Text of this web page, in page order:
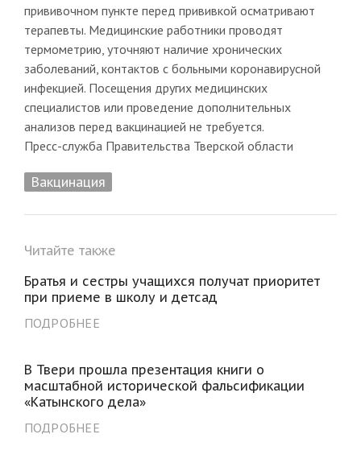
прививочном пункте перед прививкой осматривают
терапевты. Медицинские работники проводят
термометрию, уточняют наличие хронических
заболеваний, контактов с больными коронавирусной
инфекцией. Посещения других медицинских
специалистов или проведение дополнительных
анализов перед вакцинацией не требуется.
Пресс-служба Правительства Тверской области
Вакцинация
Читайте также
Братья и сестры учащихся получат приоритет
при приеме в школу и детсад
ПОДРОБНЕЕ
В Твери прошла презентация книги о
масштабной исторической фальсификации
«Катынского дела»
ПОДРОБНЕЕ